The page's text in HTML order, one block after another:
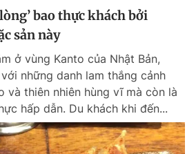
bao thực khách bởi
sản này
ở vùng Kanto của Nhật Bản,
những danh lam thắng cảnh
và thiên nhiên hùng vĩ mà còn là
hấp dẫn. Du khách khi đến...